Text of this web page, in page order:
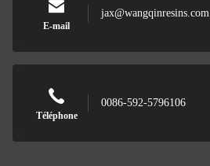
E-mail
jax@wangqinresins.com
Téléphone
0086-592-5796106